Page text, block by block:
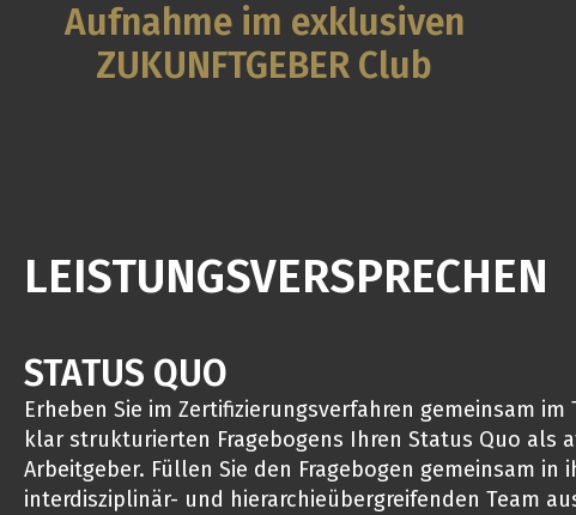
Aufnahme im exklusiven
ZUKUNFTGEBER Club
LEISTUNGSVERSPRECHEN
STATUS QUO
Erheben Sie im Zertifizierungsverfahren gemeinsam im
klar strukturierten Fragebogens Ihren Status Quo als
Arbeitgeber. Füllen Sie den Fragebogen gemeinsam in
interdisziplinär- und hierarchieübergreifenden Team